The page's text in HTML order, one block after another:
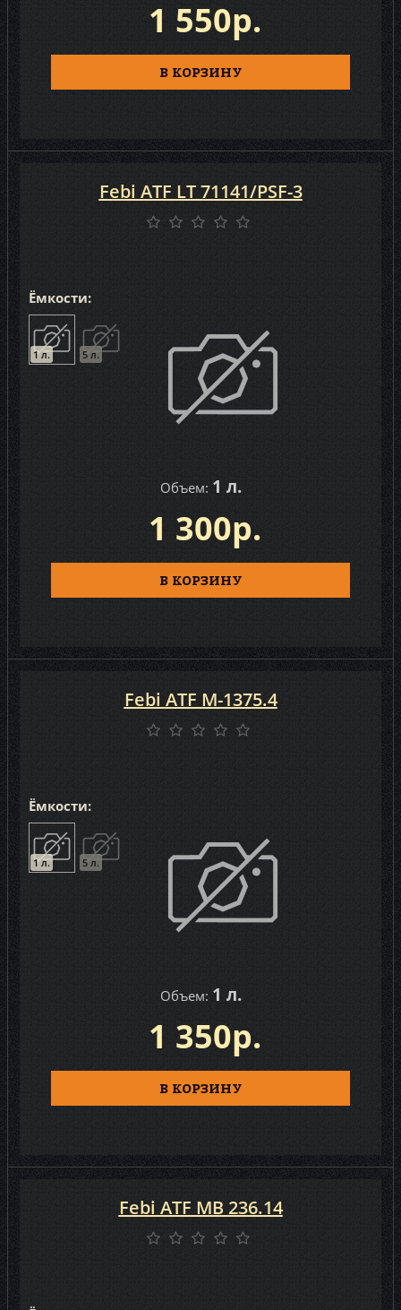
1 550р.
В КОРЗИНУ
Ёмкости:
1 л. 5 л.
Объем: 1 л.
Febi ATF LT 71141/PSF-3
1 300р.
В КОРЗИНУ
Ёмкости:
1 л. 5 л.
Объем: 1 л.
Febi ATF M-1375.4
1 350р.
В КОРЗИНУ
Febi ATF MB 236.14